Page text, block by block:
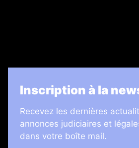
Inscription à la
Recevez les dernières
annonces judiciaires et
dans votre boîte mail.